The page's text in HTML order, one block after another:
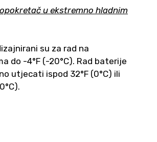
u ekstremno hladnim
su za rad na
do -4°F (-20°C). Rad baterije
utjecati ispod 32°F (0°C) ili